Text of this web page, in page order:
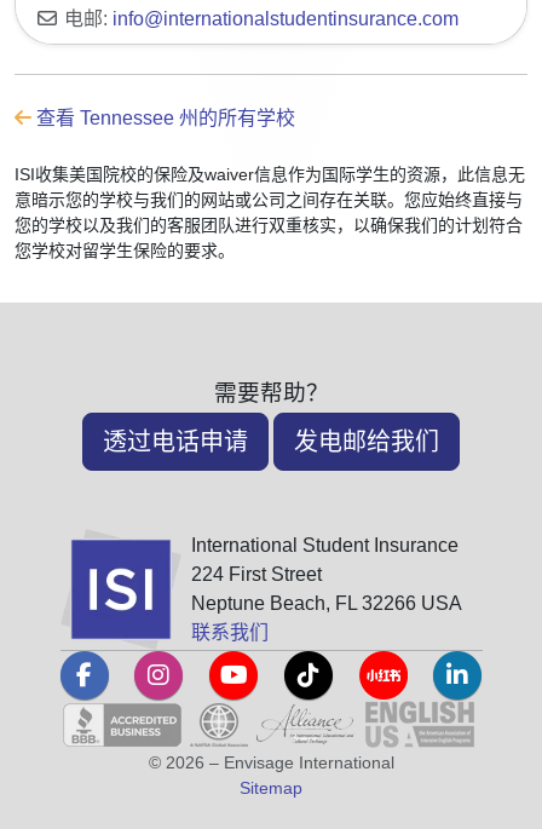
电邮: info@internationalstudentinsurance.com
查看 Tennessee 州的所有学校
ISI收集美国院校的保险及waiver信息作为国际学生的资源，此信息无
意暗示您的学校与我们的网站或公司之间存在关联。您应始终直接与
您的学校以及我们的客服团队进行双重核实，以确保我们的计划符合
您学校对留学生保险的要求。
需要帮助？
透过电话申请 发电邮给我们
International Student Insurance
224 First Street
Neptune Beach, FL 32266 USA
联系我们
© 2026 – Envisage International
Sitemap